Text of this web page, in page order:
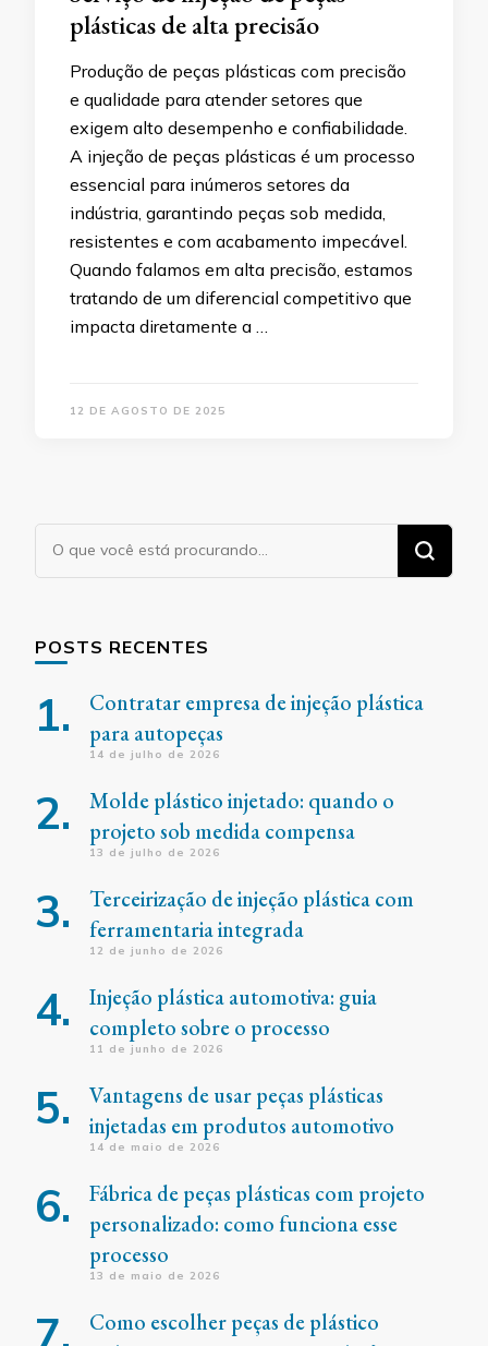
plásticas de alta precisão
Produção de peças plásticas com precisão
e qualidade para atender setores que
exigem alto desempenho e confiabilidade.
A injeção de peças plásticas é um processo
essencial para inúmeros setores da
indústria, garantindo peças sob medida,
resistentes e com acabamento impecável.
Quando falamos em alta precisão, estamos
tratando de um diferencial competitivo que
impacta diretamente a …
12 DE AGOSTO DE 2025
Procurando
algo?
POSTS RECENTES
Contratar empresa de injeção plástica
para autopeças
14 de julho de 2026
Molde plástico injetado: quando o
projeto sob medida compensa
13 de julho de 2026
Terceirização de injeção plástica com
ferramentaria integrada
12 de junho de 2026
Injeção plástica automotiva: guia
completo sobre o processo
11 de junho de 2026
Vantagens de usar peças plásticas
injetadas em produtos automotivo
14 de maio de 2026
Fábrica de peças plásticas com projeto
personalizado: como funciona esse
processo
13 de maio de 2026
Como escolher peças de plástico